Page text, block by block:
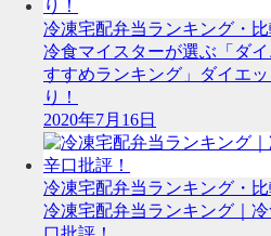
冷凍宅配弁当ランキング・比
冷食マイスターが選ぶ「ダ
すすめランキング」ダイエ
り！
2020年7月16日
冷凍宅配弁当ランキング・比
冷凍宅配弁当ランキング｜